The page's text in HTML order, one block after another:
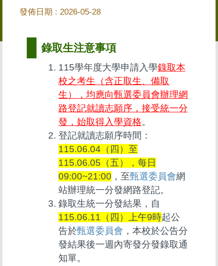
發佈日期 : 2026-05-28
錄取生注意事項
115學年度大學申請入學錄取本
校之考生（含正取生、備取
生），均應向甄選委員會辦理網
路登記就讀志願序，接受統一分
發，始取得入學資格。
登記就讀志願序時間：
115.06.04（四）至
115.06.05（五），每日
09:00~21:00 ，至甄選委員會網
站辦理統一分發網路登記。
錄取生統一分發結果，自
115.06.11（四）上午9時起公
告於甄選委員會 ，本校於公告分
發結果後一週內寄發分發錄取通
知單。